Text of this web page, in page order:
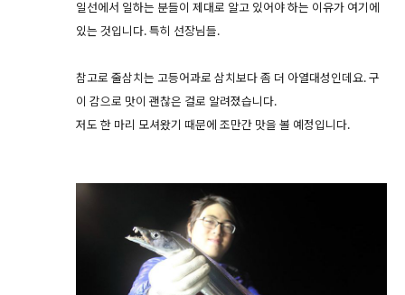
일선에서 일하는 분들이 제대로 알고 있어야 하는 이유가 여기에
있는 것입니다. 특히 선장님들.
참고로 줄삼치는 고등어과로 삼치보다 좀 더 아열대성인데요. 구
이 감으로 맛이 괜찮은 걸로 알려졌습니다.
저도 한 마리 모셔왔기 때문에 조만간 맛을 볼 예정입니다.